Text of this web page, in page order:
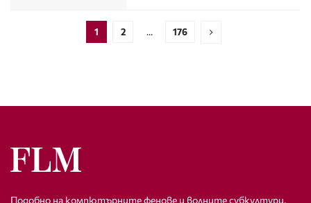
1 2 … 176
Подобно на компютърните фенове и волните субкултури,